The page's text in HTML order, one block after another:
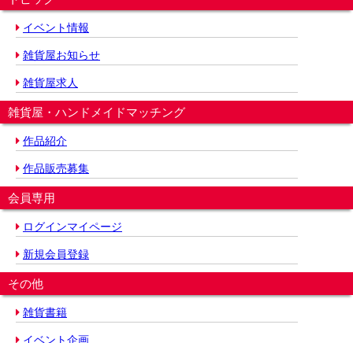
イベント情報
雑貨屋お知らせ
雑貨屋求人
雑貨屋・ハンドメイドマッチング
作品紹介
作品販売募集
会員専用
ログインマイページ
新規会員登録
その他
雑貨書籍
イベント企画